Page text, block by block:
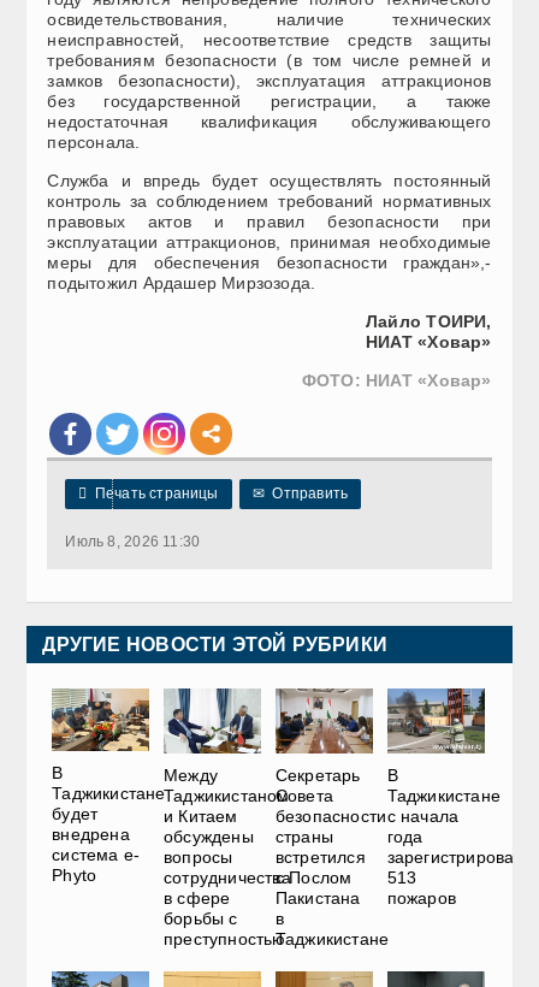
освидетельствования, наличие технических
неисправностей, несоответствие средств защиты
требованиям безопасности (в том числе ремней и
замков безопасности), эксплуатация аттракционов
без государственной регистрации, а также
недостаточная квалификация обслуживающего
персонала.
Служба и впредь будет осуществлять постоянный
контроль за соблюдением требований нормативных
правовых актов и правил безопасности при
эксплуатации аттракционов, принимая необходимые
меры для обеспечения безопасности граждан»,-
подытожил Ардашер Мирзозода.
Лайло ТОИРИ,
НИАТ «Ховар»
ФОТО: НИАТ «Ховар»
 Печать страницы ✉ Отправить
Июль 8, 2026 11:30
ДРУГИЕ НОВОСТИ ЭТОЙ РУБРИКИ
В
Таджикистане
будет
внедрена
система e-
Phyto
Между
Таджикистаном
и Китаем
обсуждены
вопросы
сотрудничества
в сфере
борьбы с
преступностью
Секретарь
Совета
безопасности
страны
встретился
с Послом
Пакистана
в
Таджикистане
В
Таджикистане
с начала
года
зарегистрировано
513
пожаров